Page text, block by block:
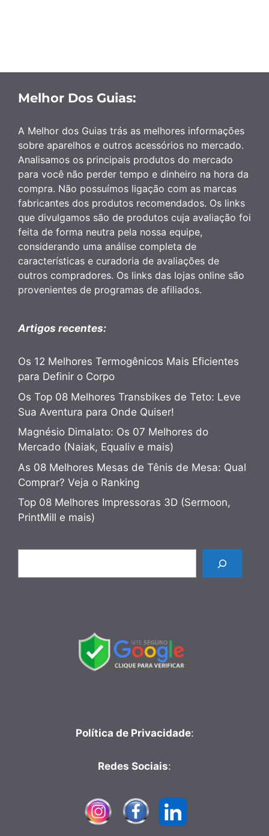
Melhor Dos Guias:
A Melhor dos Guias trás as melhores informações
sobre aparelhos e outros acessórios no mercado.
Analisamos os principais produtos do mercado
para você não perder tempo e dinheiro na hora da
compra. Não possuímos ligação com as marcas
fabricantes dos produtos recomendados. Os links
que divulgamos são de produtos cuja avaliação foi
feita de forma neutra pela nossa equipe,
considerando uma análise completa de
características e curadoria de avaliações de
outros compradores. Os links das lojas online são
provenientes de programas de afiliados.
Artigos recentes:
Os 12 Melhores Termogênicos Mais Eficientes
para Definir o Corpo
Os Top 08 Melhores Transbikes de Teto: Leve
Sua Aventura para Onde Quiser!
Magnésio Dimalato: Os 07 Melhores do
Mercado (Naiak, Equaliv e mais)
As 08 Melhores Mesas de Tênis de Mesa: Qual
Comprar? Veja o Ranking
Top 08 Melhores Impressoras 3D (Sermoon,
PrintMill e mais)
Política de Privacidade:
Redes Sociais: